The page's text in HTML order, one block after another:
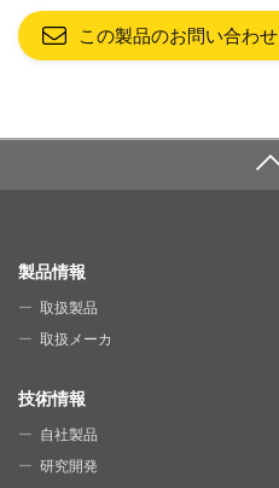
この製品のお問い合わせ
SITE MAP
製品情報
取扱製品
取扱メーカ
技術情報
自社製品
研究開発